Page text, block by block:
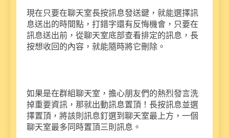
現在只要在聊天室長按訊息發送鍵，就能選擇訊
息送出的時間點，打錯字還有反悔機會，只要在
訊息送出前，從聊天室底部查看排定的訊息，長
按想收回的內容，就能隨時將它刪除。
如果是在群組聊天室，擔心朋友們的熱烈發言洗
掉重要資訊，那就出動訊息置頂！長按訊息並選
擇置頂，將該則訊息釘選到聊天室最上方，一個
聊天室最多同時置頂三則訊息。